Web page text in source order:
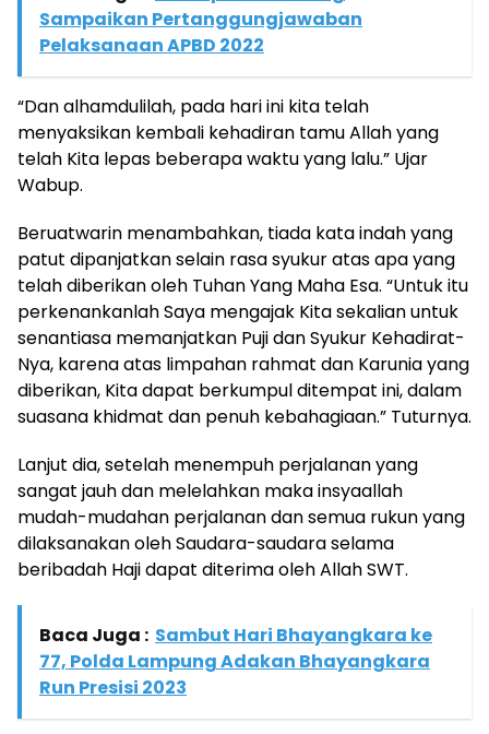
Sampaikan Pertanggungjawaban
Pelaksanaan APBD 2022
“Dan alhamdulilah, pada hari ini kita telah
menyaksikan kembali kehadiran tamu Allah yang
telah Kita lepas beberapa waktu yang lalu.” Ujar
Wabup.
Beruatwarin menambahkan, tiada kata indah yang
patut dipanjatkan selain rasa syukur atas apa yang
telah diberikan oleh Tuhan Yang Maha Esa. “Untuk itu
perkenankanlah Saya mengajak Kita sekalian untuk
senantiasa memanjatkan Puji dan Syukur Kehadirat-
Nya, karena atas limpahan rahmat dan Karunia yang
diberikan, Kita dapat berkumpul ditempat ini, dalam
suasana khidmat dan penuh kebahagiaan.” Tuturnya.
Lanjut dia, setelah menempuh perjalanan yang
sangat jauh dan melelahkan maka insyaallah
mudah-mudahan perjalanan dan semua rukun yang
dilaksanakan oleh Saudara-saudara selama
beribadah Haji dapat diterima oleh Allah SWT.
Baca Juga : Sambut Hari Bhayangkara ke
77, Polda Lampung Adakan Bhayangkara
Run Presisi 2023